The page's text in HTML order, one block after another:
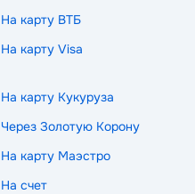
На карту ВТБ
На карту Visa
На карту Кукуруза
Через Золотую Корону
На карту Маэстро
На счет